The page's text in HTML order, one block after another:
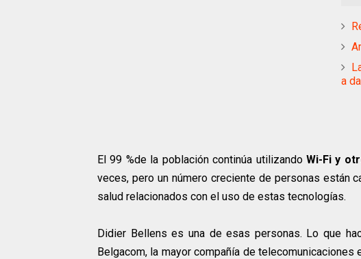
a
El 99 %de la población continúa utilizando Wi-Fi y
veces, pero un número creciente de personas están
salud relacionados con el uso de estas tecnologías.
Didier Bellens es una de esas personas. Lo que
Belgacom, la mayor compañía de